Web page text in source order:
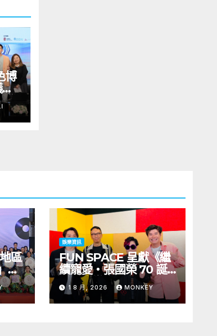
博
區
藝
》
王
娛樂資訊
FUN SPACE 呈獻《繼
續寵愛・張國榮 70 誕
辰・音樂會》 門票 8 月
1 日至 10 日於「健康．
旦」優先訂購
1 8 月, 2026 MONKEY